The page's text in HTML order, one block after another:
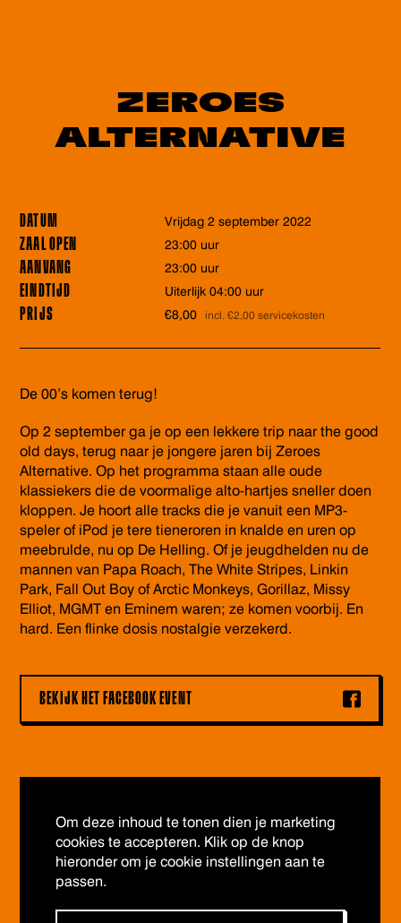
ZEROES
ALTERNATIVE
DATUM vrijdag 2 september 2022
ZAAL OPEN 23:00 uur
AANVANG 23:00 uur
EINDTIJD Uiterlijk 04:00 uur
PRIJS €8,00 incl. €2,00 servicekosten
De 00’s komen terug!
Op 2 september ga je op een lekkere trip naar the good
old days, terug naar je jongere jaren bij Zeroes
Alternative. Op het programma staan alle oude
klassiekers die de voormalige alto-hartjes sneller doen
kloppen. Je hoort alle tracks die je vanuit een MP3-
speler of iPod je tere tieneroren in knalde en uren op
meebrulde, nu op De Helling. Of je jeugdhelden nu de
mannen van Papa Roach, The White Stripes, Linkin
Park, Fall Out Boy of Arctic Monkeys, Gorillaz, Missy
Elliot, MGMT en Eminem waren; ze komen voorbij. En
hard. Een flinke dosis nostalgie verzekerd.
BEKIJK HET FACEBOOK EVENT
Om deze inhoud te tonen dien je marketing
cookies te accepteren. Klik op de knop
hieronder om je cookie instellingen aan te
passen.